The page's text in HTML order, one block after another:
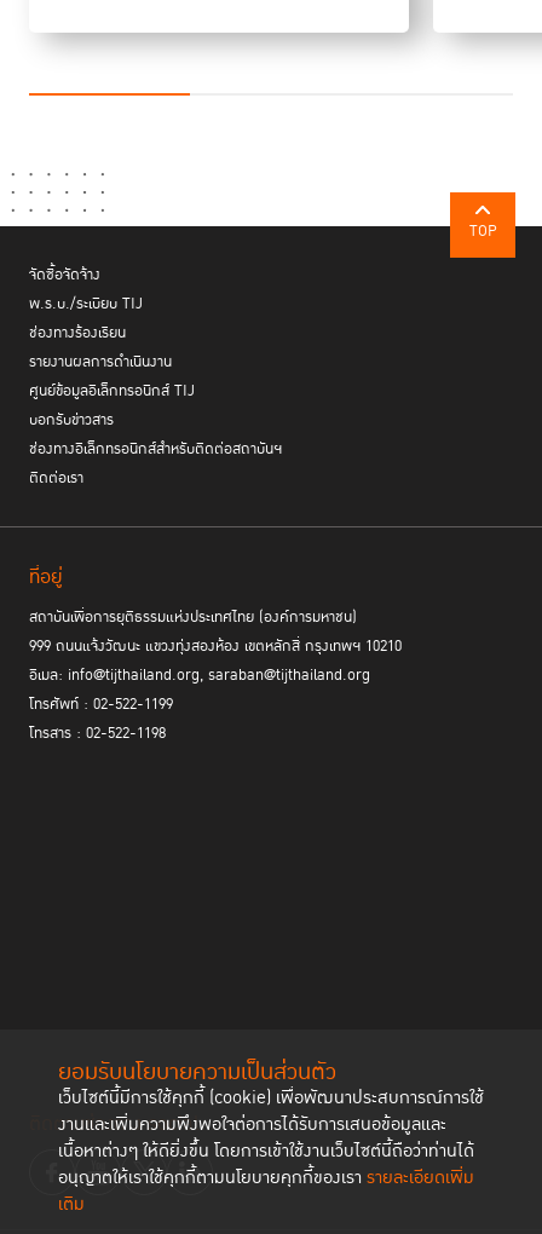
ยอมรับนโยบายความเป็นส่วนตัว
เว็บไซต์นี้มีการใช้คุกกี้ (cookie) เพื่อพัฒนาประสบการณ์การใช้
งานและเพิ่มความพึงพอใจต่อการได้รับการเสนอข้อมูลและ
เนื้อหาต่างๆ ให้ดียิ่งขึ้น โดยการเข้าใช้งานเว็บไซต์นี้ถือว่าท่านได้
อนุญาตให้เราใช้คุกกี้ตามนโยบายคุกกี้ของเรา รายละเอียดเพิ่ม
เติม
นิติธรรมเพื่อประโยชน์ส่วนรวมของประเทศชาติและความผาสุกของประชาชน
กระบวนการยุติธรรมให้เข้มแข็งภายใน 4 ปีนับจากนี้
ประเด็นบทบาทของกระทรวงยุติธรรมกับการส่งเสริมหลักนิติธรรมใน
ประเทศไทย เน้นย้ำถึงความสำคัญของคำว่า “ความยุติธรรม” ว่าหากประเทศ
หรือสังคมใดขาดซึ่งความยุติธรรมย่อมนำไปสู่ความแตกแยก
ดังนั้น กระทรวงยุติธรรมจึงมีนโยบายหรือวิธีคิดไปข้างหน้า มุ่งทำให้สังคมไทย
เป็นสังคมแห่งสันติภาพและสันติสุข ประการแรก ทำให้ประชาชนดี หมายถึง
ประชาชนมีคุณภาพชีวิตที่ดี นอกจากปัจจัยสี่แล้ว ต้องมีสิทธิเสรีภาพ ความ
เสมอภาค ความยุติธรรม และมีศักดิ์ศรีความเป็นมนุษย์ ประการที่ 2 ต้องมี
รัฐธรรมนูญและมีกฎหมายที่ใช้ในการบริหารประเทศที่ดี เป็นกฎหมายที่
ประชาชนเชื่อมั่น ศรัทธา และยอมรับ อีกประการที่มีความสำคัญคือเราจะต้องมี
ผู้นำที่ดี คือผู้นำที่ให้ความยุติธรรมกับประชาชน มีพลัง มีภาวะผู้นำ และมีความ
ยุติธรรมต้องเข้าถึงประชาชนทุกคน โดยเฉพาะการแก้ไขปัญหาอาชญากรรมที่
เป็นภยันตรายต่อสังคมเพื่อความเป็นอยู่ที่ดีของประชาชน ผู้ก่ออาชญากรรม
หรืออาชญากรในที่นี้ไม่ได้หมายความเฉพาะผู้ที่เป็นผู้ที่ทำผิดกฎหมาย แต่หมาย
รวมถึงกระบวนการยุติธรรมทั้งหมด ทั้งตัวกฎหมาย ผู้ใช้กฎหมาย และผู้บังคับ
ใช้กฎหมาย รวมถึงความไม่รับผิดชอบของเจ้าหน้าที่ก็เป็นการคอร์รัปชันรูปแบบ
หนึ่ง
รากฐานที่ดีสำหรับคนรุ่นต่อไป
ปฏิรูปกฎหมาย ยกระดับความสามารถในการแข่งขันของ
ประเทศ
ในมุมมองของตัวแทนภาคเอกชน
TOP
จัดซื้อจัดจ้าง
พ.ร.บ./ระเบียบ TIJ
ช่องทางร้องเรียน
รายงานผลการดำเนินงาน
ศูนย์ข้อมูลอิเล็กทรอนิกส์ TIJ
บอกรับข่าวสาร
ช่องทางอิเล็กทรอนิกส์สำหรับติดต่อสถาบันฯ
ติดต่อเรา
ที่อยู่
สถาบันเพื่อการยุติธรรมแห่งประเทศไทย (องค์การมหาชน)
999 ถนนแจ้งวัฒนะ แขวงทุ่งสองห้อง เขตหลักสี่ กรุงเทพฯ 10210
อีเมล: info@tijthailand.org, saraban@tijthailand.org
โทรศัพท์ : 02-522-1199
โทรสาร : 02-522-1198
ติดตามช่องทาง social